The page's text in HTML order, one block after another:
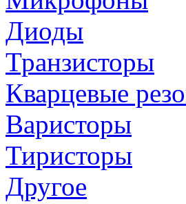
Диоды
Транзисторы
Кварцевые
Варисторы
Тиристоры
Другое